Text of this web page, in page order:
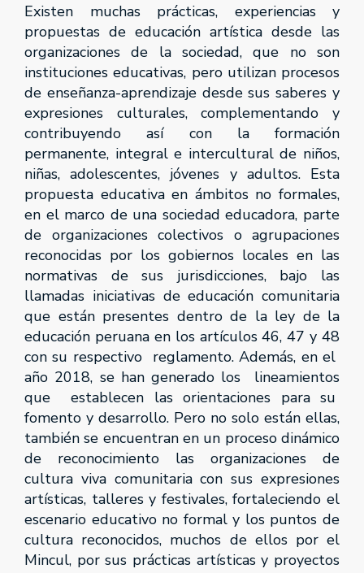
Existen muchas prácticas, experiencias y
propuestas de educación artística desde las
organizaciones de la sociedad, que no son
instituciones educativas, pero utilizan procesos
de enseñanza-aprendizaje desde sus saberes y
expresiones culturales, complementando y
contribuyendo así con la formación
permanente, integral e intercultural de niños,
niñas, adolescentes, jóvenes y adultos. Esta
propuesta educativa en ámbitos no formales,
en el marco de una sociedad educadora, parte
de organizaciones colectivos o agrupaciones
reconocidas por los gobiernos locales en las
normativas de sus jurisdicciones, bajo las
llamadas iniciativas de educación comunitaria
que están presentes dentro de la ley de la
educación peruana en los artículos 46, 47 y 48
con su respectivo reglamento. Además, en el
año 2018, se han generado los lineamientos
que establecen las orientaciones para su
fomento y desarrollo. Pero no solo están ellas,
también se encuentran en un proceso dinámico
de reconocimiento las organizaciones de
cultura viva comunitaria con sus expresiones
artísticas, talleres y festivales, fortaleciendo el
escenario educativo no formal y los puntos de
cultura reconocidos, muchos de ellos por el
Mincul, por sus prácticas artísticas y proyectos